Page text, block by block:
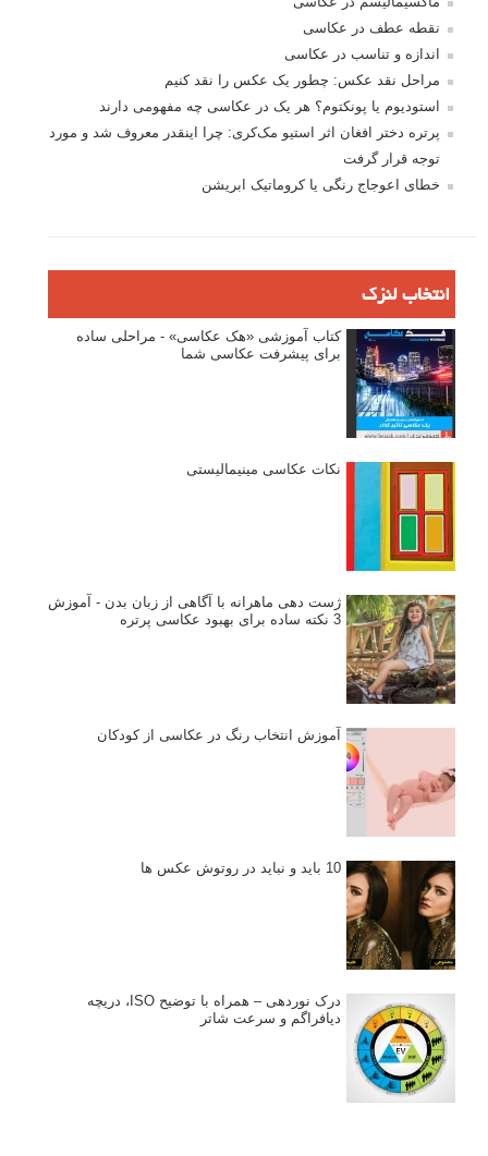
نقطه عطف در عکاسی
اندازه و تناسب در عکاسی
مراحل نقد عکس: چطور یک عکس را نقد کنیم
استودیوم یا پونکتوم؟ هر یک در عکاسی چه مفهومی دارند
پرتره دختر افغان اثر استیو مک‌کری: چرا اینقدر معروف شد و مورد
توجه قرار گرفت
خطای اعوجاج رنگی یا کروماتیک ابریشن
انتخاب لنزک
کتاب آموزشی «هک عکاسی» - مراحلی ساده
برای پیشرفت عکاسی شما
نکات عکاسی مینیمالیستی
ژست دهی ماهرانه با آگاهی از زبان بدن - آموزش
3 نکته ساده برای بهبود عکاسی پرتره
آموزش انتخاب رنگ در عکاسی از کودکان
10 باید و نباید در روتوش عکس ها
درک نوردهی – همراه با توضیح ISO، دریچه
دیافراگم و سرعت شاتر